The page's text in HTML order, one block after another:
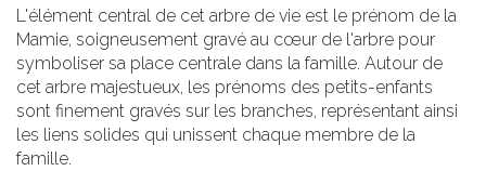
L'élément central de cet arbre de vie est le prénom de la
Mamie, soigneusement gravé au cœur de l'arbre pour
symboliser sa place centrale dans la famille. Autour de
cet arbre majestueux, les prénoms des petits-enfants
sont finement gravés sur les branches, représentant ainsi
les liens solides qui unissent chaque membre de la
famille.